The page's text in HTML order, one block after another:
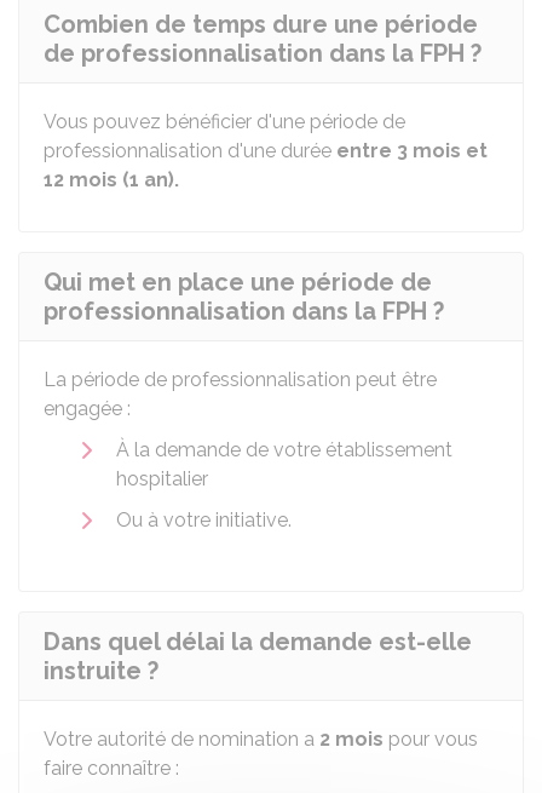
Combien de temps dure une période
de professionnalisation dans la FPH ?
Vous pouvez bénéficier d'une période de
professionnalisation d'une durée entre 3 mois et
12 mois (1 an).
Qui met en place une période de
professionnalisation dans la FPH ?
La période de professionnalisation peut être
engagée :
À la demande de votre établissement
hospitalier
Ou à votre initiative.
Dans quel délai la demande est-elle
instruite ?
Votre autorité de nomination a 2 mois pour vous
faire connaître :